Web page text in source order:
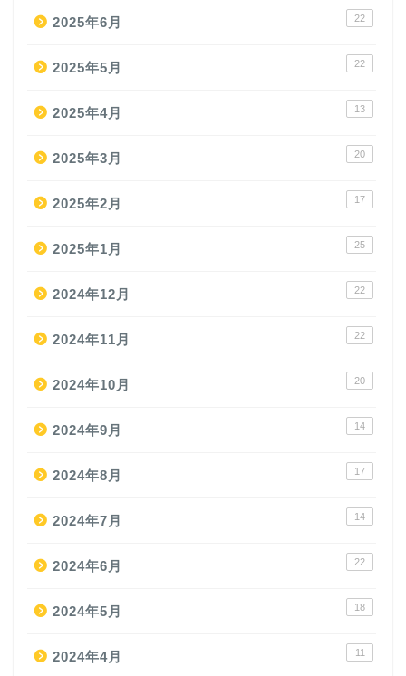
2025年6月 22
2025年5月 22
2025年4月 13
2025年3月 20
2025年2月 17
2025年1月 25
2024年12月 22
2024年11月 22
2024年10月 20
2024年9月 14
2024年8月 17
2024年7月 14
2024年6月 22
2024年5月 18
2024年4月 11